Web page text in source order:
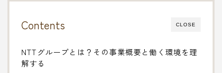
CLOSE
Contents
NTTグループとは？その事業概要と働く環境を理
解する